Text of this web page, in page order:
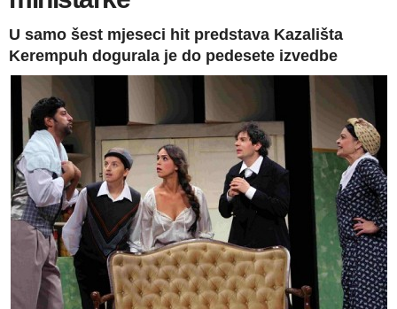
U samo šest mjeseci hit predstava Kazališta
Kerempuh dogurala je do pedesete izvedbe